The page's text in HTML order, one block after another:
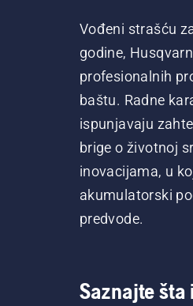
Vođeni strašću
godine,
profesionalnih
baštu. Radne
ispunjavaju
brige o životnoj
inovacijama, u
akumulatorski
predvode.
Saznajte šta